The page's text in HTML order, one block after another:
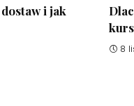
i jak
8